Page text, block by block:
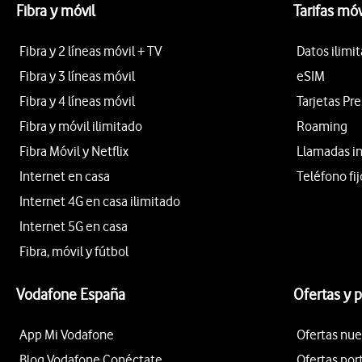
Fibra y móvil
Fibra y 2 líneas móvil + TV
Fibra y 3 líneas móvil
Fibra y 4 líneas móvil
Fibra y móvil ilimitado
Fibra Móvil y Netflix
Internet en casa
Internet 4G en casa ilimitado
Internet 5G en casa
Fibra, móvil y fútbol
Tarifas
Datos
eSIM
Tarjetas
Roaming
Llamadas
Teléfono
Vodafone España
App Mi Vodafone
Ofertas y
Ofertas